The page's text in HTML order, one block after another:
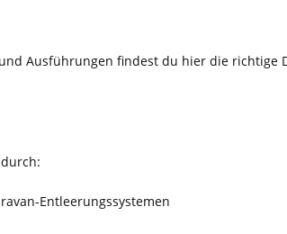
Ausführungen findest du hier die richtige
Entleerungssystemen